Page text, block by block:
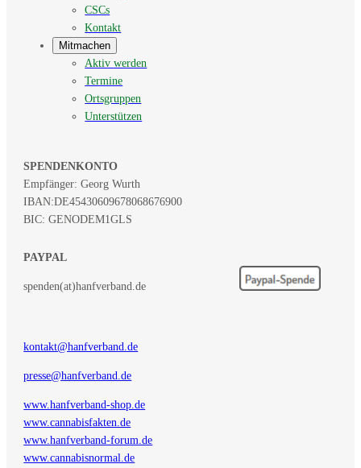
CSCs
Kontakt
Mitmachen
Aktiv werden
Termine
Ortsgruppen
Unterstützen
SPENDENKONTO
Empfänger: Georg Wurth
IBAN:DE45430609678068676900
BIC: GENODEM1GLS
PAYPAL
spenden(at)hanfverband.de
kontakt@hanfverband.de
presse@hanfverband.de
www.hanfverband-shop.de
www.cannabisfakten.de
www.hanfverband-forum.de
www.cannabisnormal.de